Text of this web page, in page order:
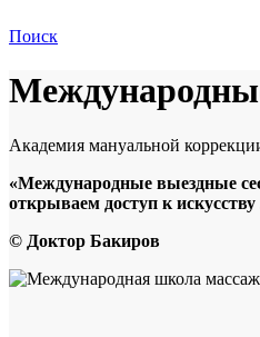
Поиск
Академия мануальной
«Международные выездные
открываем доступ к
© Доктор Бакиров